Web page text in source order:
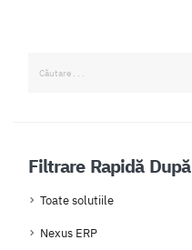
Filtrare Rapidă După
Toate solutiile
Nexus ERP